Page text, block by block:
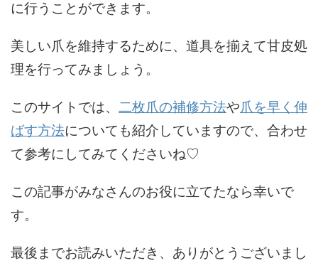
に行うことができます。
美しい爪を維持するために、道具を揃えて甘皮処
理を行ってみましょう。
このサイトでは、 二枚爪の補修方法や爪を早く伸
ばす方法についても紹介していますので、合わせ
て参考にしてみてくださいね♡
この記事がみなさんのお役に立てたなら幸いで
す。
最後までお読みいただき、ありがとうございまし